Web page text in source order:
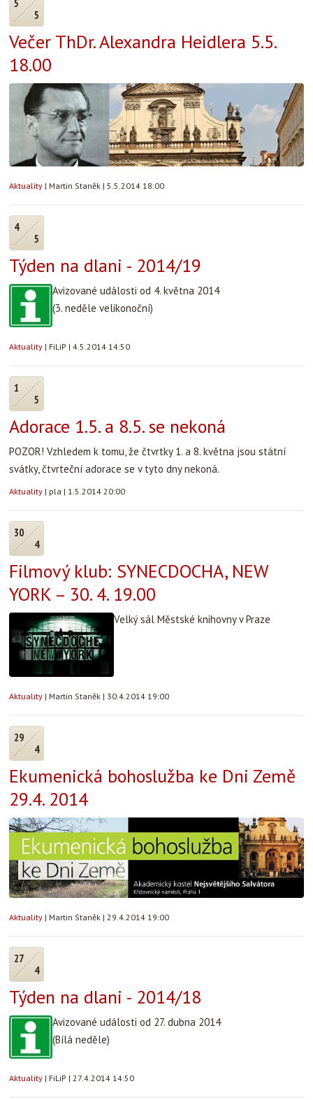
5
5
Večer ThDr. Alexandra Heidlera 5.5.
18.00
Aktuality | Martin Staněk | 5.5.2014 18:00
4
5
Týden na dlani - 2014/19
Avizované události od 4. května 2014
(3. neděle velikonoční)
Aktuality | FiLiP | 4.5.2014 14:50
1
5
Adorace 1.5. a 8.5. se nekoná
POZOR! Vzhledem k tomu, že čtvrtky 1. a 8. května jsou státní
svátky, čtvrteční adorace se v tyto dny nekoná.
Aktuality | pla | 1.5.2014 20:00
30
4
Filmový klub: SYNECDOCHA, NEW
YORK – 30. 4. 19.00
Velký sál Městské knihovny v Praze
Aktuality | Martin Staněk | 30.4.2014 19:00
29
4
Ekumenická bohoslužba ke Dni Země
29.4. 2014
Aktuality | Martin Staněk | 29.4.2014 19:00
27
4
Týden na dlani - 2014/18
Avizované události od 27. dubna 2014
(Bílá neděle)
Aktuality | FiLiP | 27.4.2014 14:50